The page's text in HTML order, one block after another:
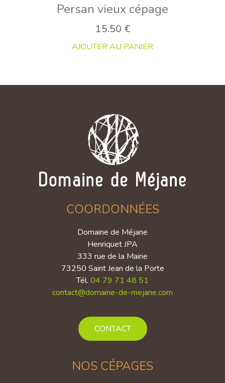
Persan vieux cépage
15.50 €
AJOUTER AU PANIER
COORDONNÉES
Domaine de Méjane
Henriquet JPA
333 rue de la Mairie
73250 Saint Jean de la Porte
Tél. 04 79 71 48 51
contact@domaine-de-mejane.com
CONTACT
NOS CÉPAGES